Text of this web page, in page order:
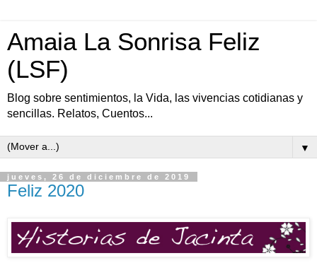
Amaia La Sonrisa Feliz
(LSF)
Blog sobre sentimientos, la Vida, las vivencias cotidianas y
sencillas. Relatos, Cuentos...
▼
jueves, 26 de diciembre de 2019
Feliz 2020